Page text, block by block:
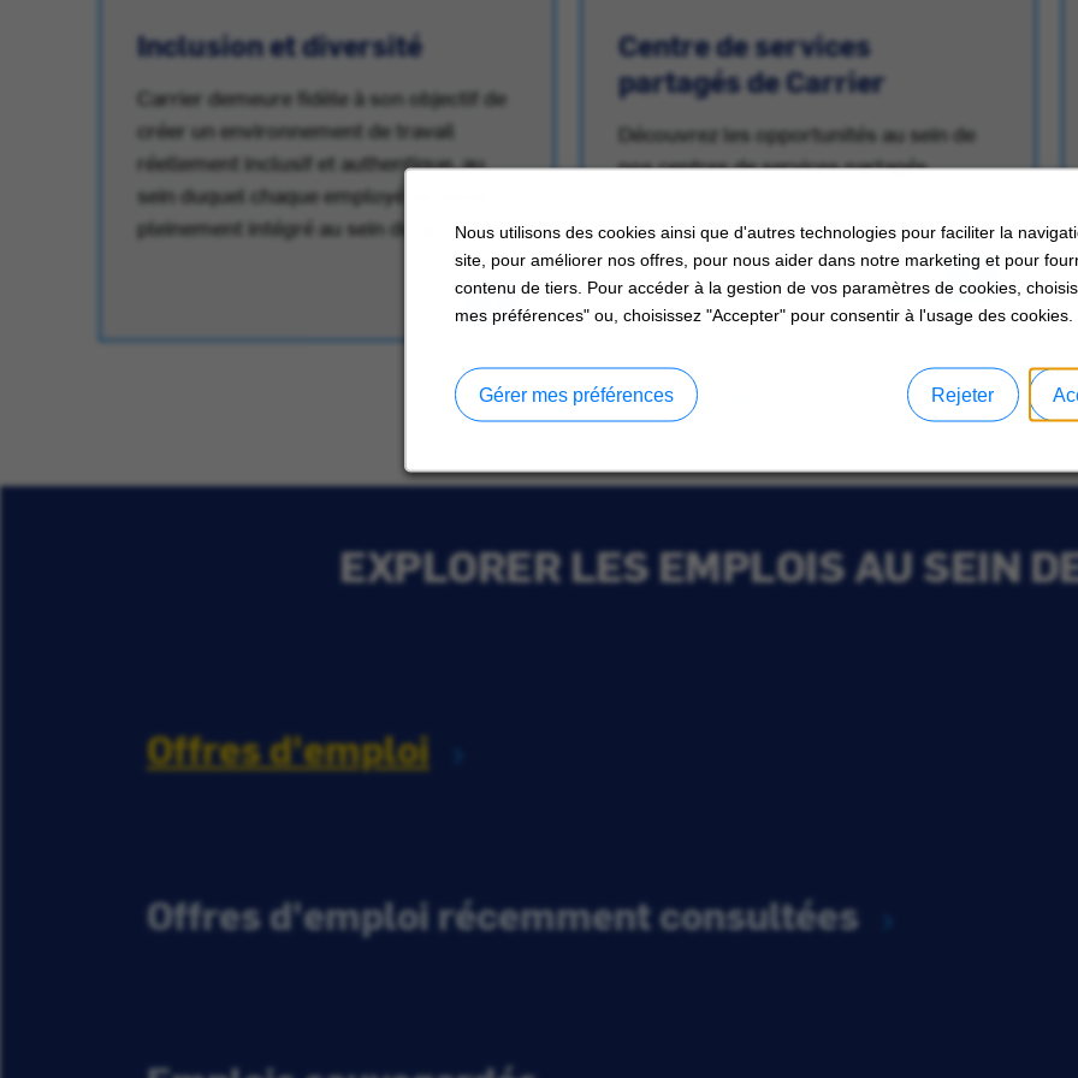
Nous utilisons des cookies ainsi que d'autres technologies pour faciliter la
site, pour améliorer nos offres, pour nous aider dans notre marketing et pour
contenu de tiers. Pour accéder à la gestion de vos paramètres de cookies,
mes préférences" ou, choisissez "Accepter" pour consentir à l'usage des cookies.
Rejeter
Gérer mes préférences
Inclusion et diversité
Carrier demeure fidèle à son objectif de
créer un environnement de travail
réellement inclusif et authentique, au
sein duquel chaque employé se sente
pleinement intégré au sein du groupe.
Centre de services
partagés de Carrier
Découvrez les opportunités au sein de
nos centres de services partagés.
EXPLORER LES EMPLOIS AU SEIN
Offres d'emploi
Offres d'emploi récemment consultées